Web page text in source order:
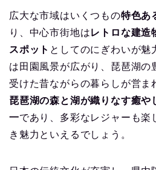
広大な市域はいくつもの特色あ
り、中心市街地はレトロな建造
スポット としてのにぎわいが魅
は田園風景が広がり、琵琶湖の
受けた昔ながらの暮らしが営ま
琵琶湖の森と湖が織りなす癒や
一であり、多彩なレジャーも楽
き魅力といえるでしょう。